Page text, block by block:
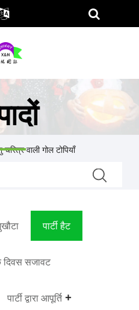
वाली गोल टोपियाँ
पार्टी हैट
सजावट
पार्टी द्वारा आपूर्ति